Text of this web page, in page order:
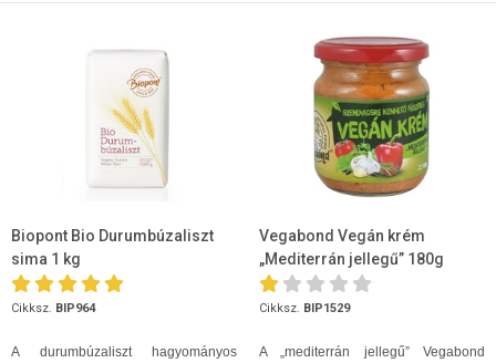
Biopont Bio Durumbúzaliszt
sima 1 kg
Cikksz. BIP964
A durumbúzaliszt hagyományos
Vegabond Vegán krém
„Mediterrán jellegű” 180g
Cikksz. BIP1529
A „mediterrán jellegű” Vegabond